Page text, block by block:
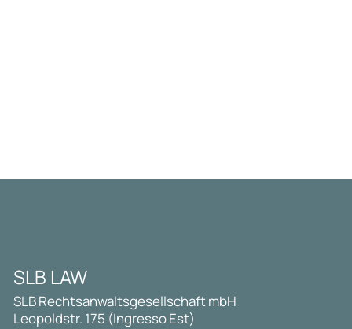
SLB LAW
SLB Rechtsanwaltsgesellschaft mbH
Leopoldstr. 175 (Ingresso Est)